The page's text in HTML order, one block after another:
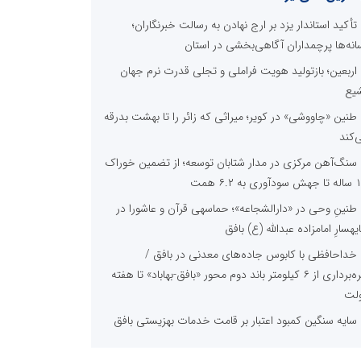
تأکید استاندار یزد بر ارج نهادن به رسالت خبرنگاران؛
پرچمداران آگاهی‌بخشی در استان
اربعین؛ بازتولید هویت فراملی و تجلی قدرت نرم جهان
طنین «چاووشی» در کویر؛ میراثی که زائر را تا بهشت بدرقه
سنگ‌آهن مرکزی در مدار شتابان توسعه؛ از تضمین خوراک
همت
طنینِ وحی در «دارالشجاعه»؛ حماسهی قرآن و عاشورا در
امامزاده عبدالله (ع) بافق
خداحافظی با کابوس جاده‌های معدنی در بافق /
بهره‌برداری از ۶ کیلومتر باند دوم محور «بافق-بهاباد» تا هفته
سایه سنگین کمبود اعتبار بر قامت خدمات بهزیستی بافق